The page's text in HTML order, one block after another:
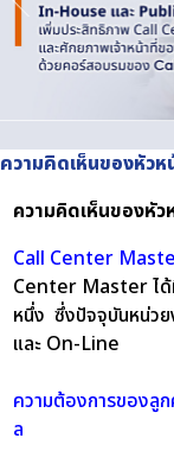
ความคิดเห็นของหัว
ความคิดเห็นของหั
Call Center
Center Master ได้
หนึ่ง ซึ่งปัจจุบันหน่วย
และ On-Line
ความต้องการของลู
ล